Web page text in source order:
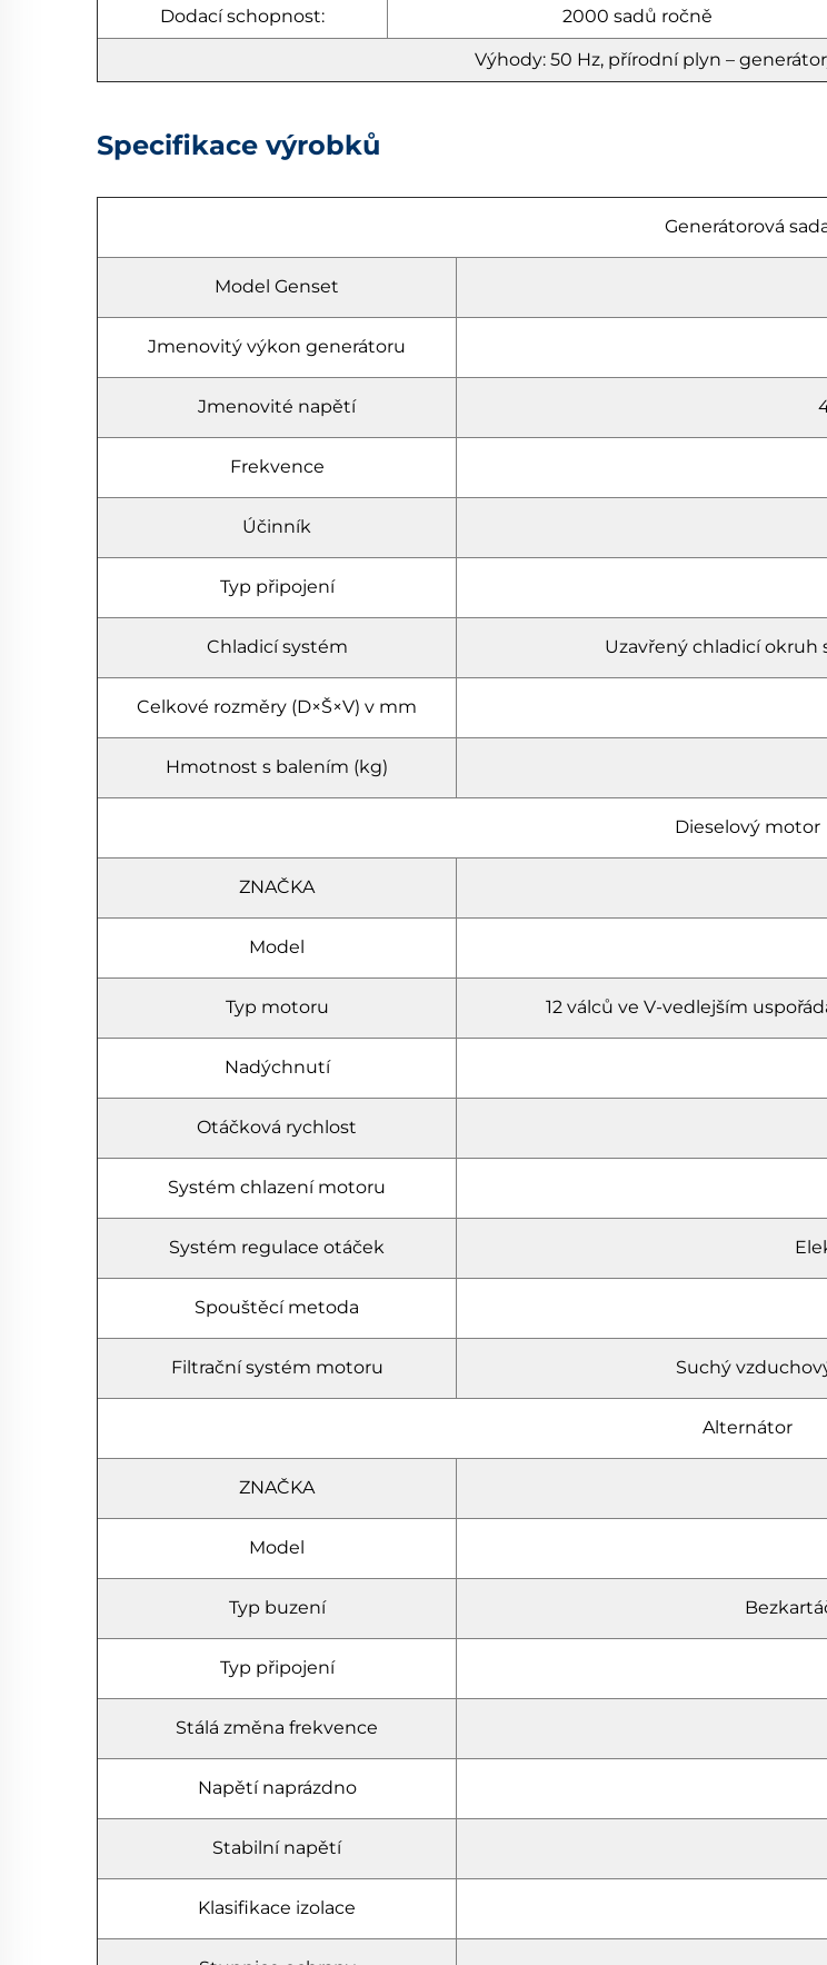
Dodací schopnost: 2000 sadů ročně
Výhody: 50 Hz, přírodní plyn –
Specifikace výrobků
Generátorová
Model Genset
Jmenovitý výkon generátoru
Jmenovité napětí
Frekvence
Účinník
Typ připojení
Chladicí systém Uzavřený chladicí
Celkové rozměry (D×Š×V) v mm
Hmotnost s balením (kg)
Dieselový motor
ZNAČKA
Model
Typ motoru 12 válců ve V-vedlejším
Nadýchnutí
Otáčková rychlost
Systém chlazení motoru
Systém regulace otáček
Spouštěcí metoda
Filtrační systém motoru Suchý
Alternátor
ZNAČKA
Model
Typ buzení
Typ připojení
Stálá změna frekvence
Napětí naprázdno
Stabilní napětí
Klasifikace izolace